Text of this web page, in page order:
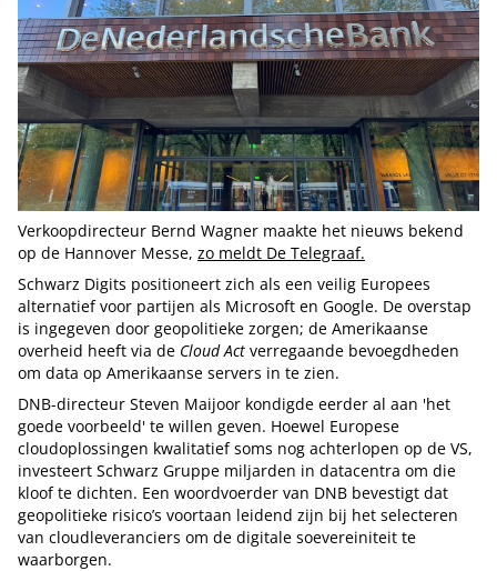
Verkoopdirecteur Bernd Wagner maakte het nieuws bekend
op de Hannover Messe, zo meldt De Telegraaf.
Schwarz Digits positioneert zich als een veilig Europees
alternatief voor partijen als Microsoft en Google. De overstap
is ingegeven door geopolitieke zorgen; de Amerikaanse
overheid heeft via de Cloud Act verregaande bevoegdheden
om data op Amerikaanse servers in te zien.
DNB-directeur Steven Maijoor kondigde eerder al aan 'het
goede voorbeeld' te willen geven. Hoewel Europese
cloudoplossingen kwalitatief soms nog achterlopen op de VS,
investeert Schwarz Gruppe miljarden in datacentra om die
kloof te dichten. Een woordvoerder van DNB bevestigt dat
geopolitieke risico’s voortaan leidend zijn bij het selecteren
van cloudleveranciers om de digitale soevereiniteit te
waarborgen.